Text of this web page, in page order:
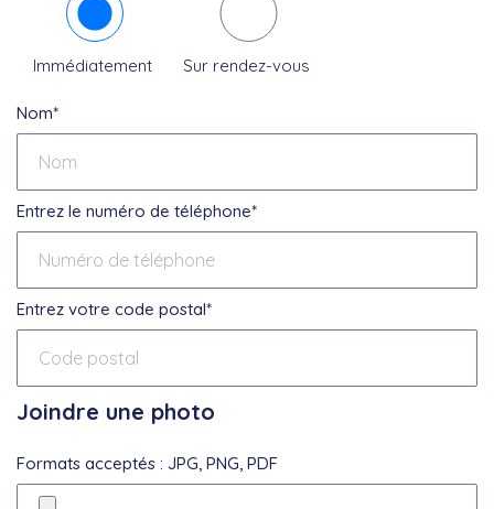
Immédiatement Sur rendez-vous
Nom*
Entrez le numéro de téléphone*
Entrez votre code postal*
Joindre une photo
Formats acceptés : JPG, PNG, PDF